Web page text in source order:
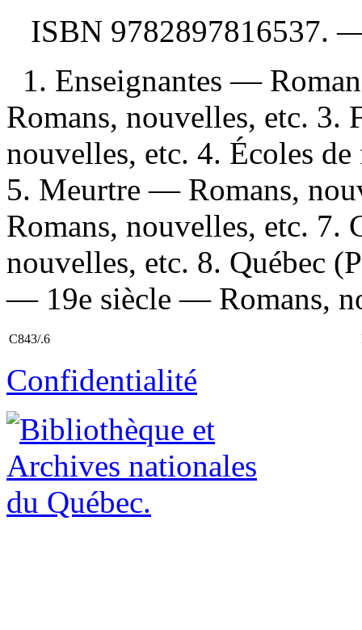
ISBN 9782897816537.
1. Enseignantes —
Romans, nouvelles, etc.
nouvelles, etc. 4. Écoles
5. Meurtre — Romans,
Romans, nouvelles, etc.
nouvelles, etc. 8. Québec
— 19e siècle — Romans,
C843/.6
Confidentialité